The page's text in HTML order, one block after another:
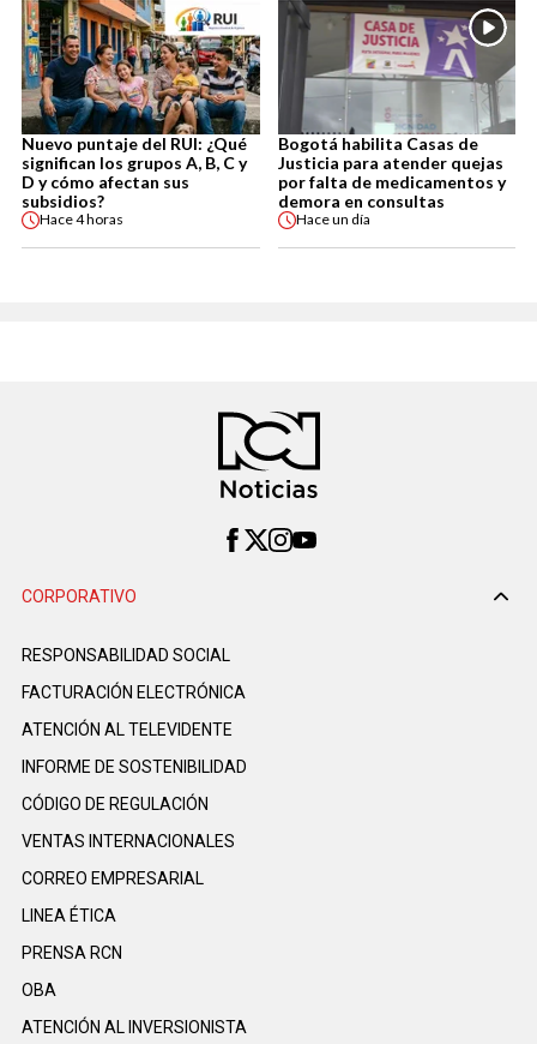
Nuevo puntaje del RUI: ¿Qué
significan los grupos A, B, C y
D y cómo afectan sus
subsidios?
Hace4 horas
Bogotá habilita Casas de
Justicia para atender quejas
por falta de medicamentos y
demora en consultas
Haceun día
CORPORATIVO
RESPONSABILIDAD SOCIAL
FACTURACIÓN ELECTRÓNICA
ATENCIÓN AL TELEVIDENTE
INFORME DE SOSTENIBILIDAD
CÓDIGO DE REGULACIÓN
VENTAS INTERNACIONALES
CORREO EMPRESARIAL
LINEA ÉTICA
PRENSA RCN
OBA
ATENCIÓN AL INVERSIONISTA